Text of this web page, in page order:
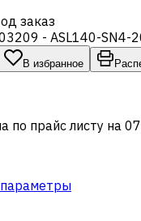
заказ
- ASL140-SN4-
В избранное
по прайс листу на